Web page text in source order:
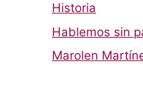
Historia
Hablemos sin
Marolen